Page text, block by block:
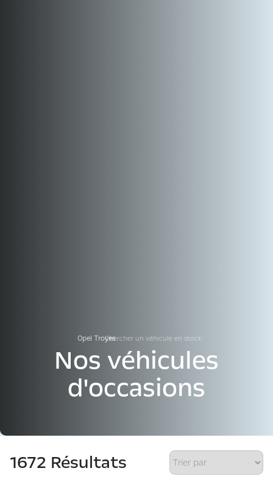
Opel Troyes
›
Chercher un véhicule en stock
Nos véhicules
d'occasions
1672 Résultats